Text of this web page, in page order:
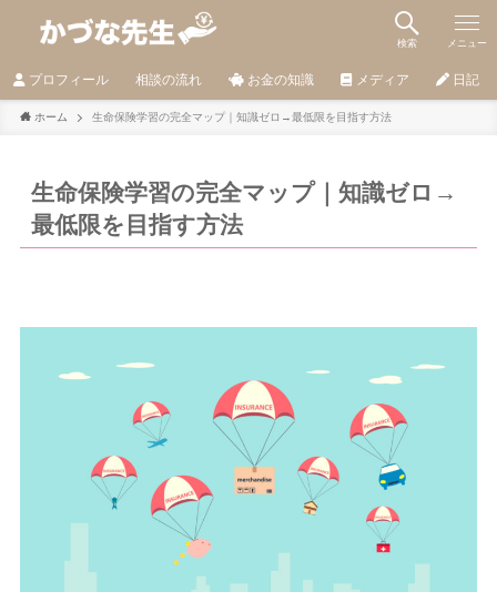
検索 メニュー
プロフィール 相談の流れ お金の知識 メディア 日記
ホーム 生命保険学習の完全マップ｜知識ゼロ→最低限を目指す方法
生命保険学習の完全マップ｜知識ゼロ→
最低限を目指す方法